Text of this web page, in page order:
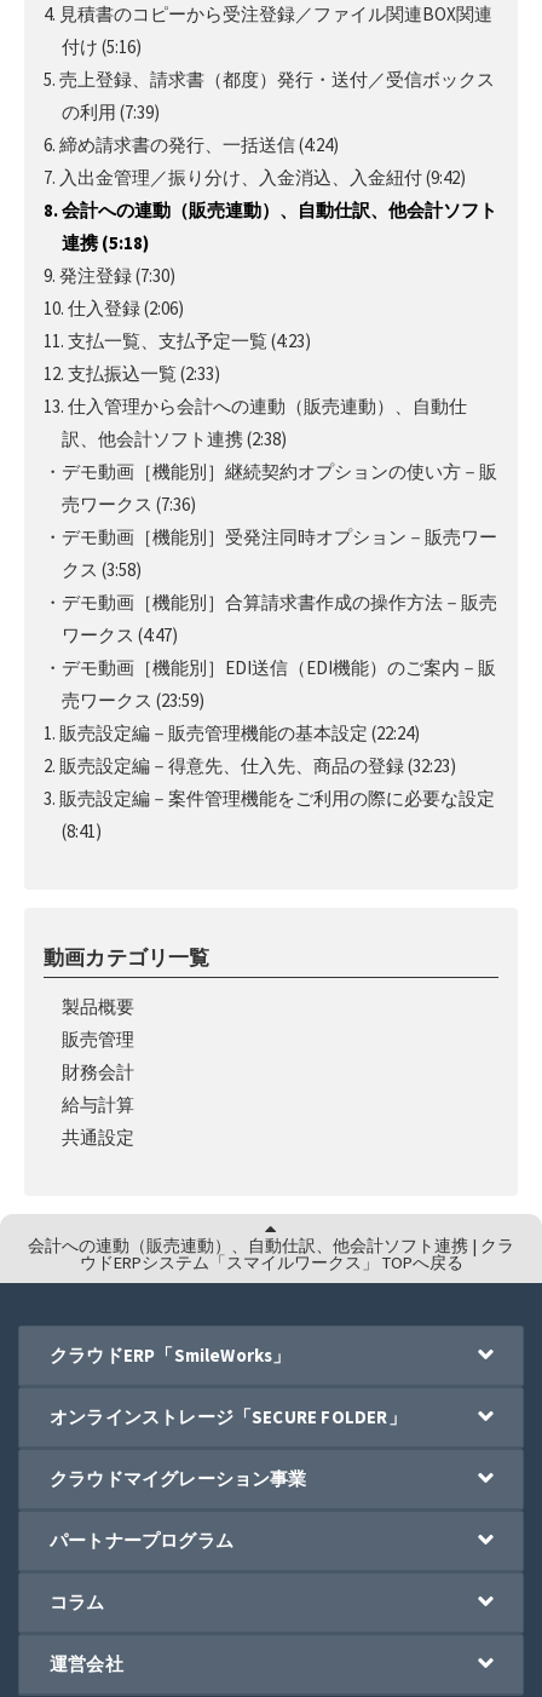
4. 見積書のコピーから受注登録／ファイル関連BOX関連
付け (5:16)
5. 売上登録、請求書（都度）発行・送付／受信ボックス
の利用 (7:39)
6. 締め請求書の発行、一括送信(4:24)
7. 入出金管理／振り分け、入金消込、入金紐付(9:42)
8. 会計への連動（販売連動）、自動仕訳、他会計ソフト
連携 (5:18)
9. 発注登録(7:30)
10. 仕入登録(2:06)
11. 支払一覧、支払予定一覧 (4:23)
12. 支払振込一覧 (2:33)
13. 仕入管理から会計への連動（販売連動）、自動仕
訳、他会計ソフト連携(2:38)
・デモ動画［機能別］継続契約オプションの使い方－販
売ワークス (7:36)
・デモ動画［機能別］受発注同時オプション－販売ワー
クス (3:58)
・デモ動画［機能別］合算請求書作成の操作方法－販売
ワークス (4:47)
・デモ動画［機能別］EDI送信（EDI機能）のご案内－販
売ワークス (23:59)
1. 販売設定編－販売管理機能の基本設定 (22:24)
2. 販売設定編－得意先、仕入先、商品の登録(32:23)
3. 販売設定編－案件管理機能をご利用の際に必要な設定
(8:41)
動画カテゴリ一覧
製品概要
販売管理
財務会計
給与計算
共通設定
会計への連動（販売連動）、自動仕訳、他会計ソフト連携 | クラ
ウドERPシステム「スマイルワークス」 TOPへ戻る
クラウドERP「SmileWorks」
オンラインストレージ「SECURE FOLDER」
クラウドマイグレーション事業
パートナープログラム
コラム
運営会社